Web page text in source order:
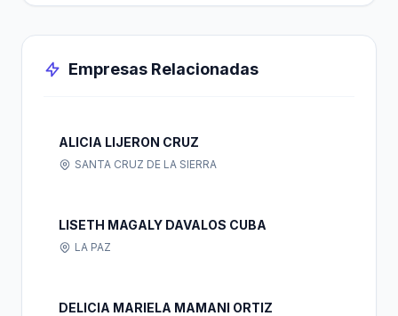
Empresas Relacionadas
ALICIA LIJERON CRUZ
SANTA CRUZ DE LA SIERRA
LISETH MAGALY DAVALOS CUBA
LA PAZ
DELICIA MARIELA MAMANI ORTIZ